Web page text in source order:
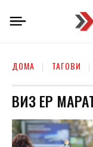
ДОМА ТАГОВИ
ВИЗ ЕР